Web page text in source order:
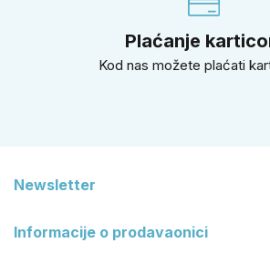
Plaćanje
Kod nas možete plaćati
Newsletter
Informacije o prodavaonici